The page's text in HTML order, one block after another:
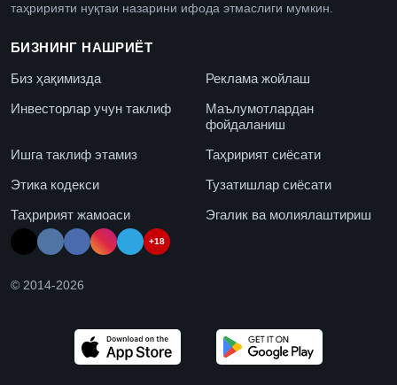
таҳририяти нуқтаи назарини ифода этмаслиги мумкин.
БИЗНИНГ НАШРИЁТ
Биз ҳақимизда
Реклама жойлаш
Инвесторлар учун таклиф
Маълумотлардан
фойдаланиш
Ишга таклиф этамиз
Таҳририят сиёсати
Этика кодекси
Тузатишлар сиёсати
Таҳририят жамоаси
Эгалик ва молиялаштириш
+18
© 2014-2026